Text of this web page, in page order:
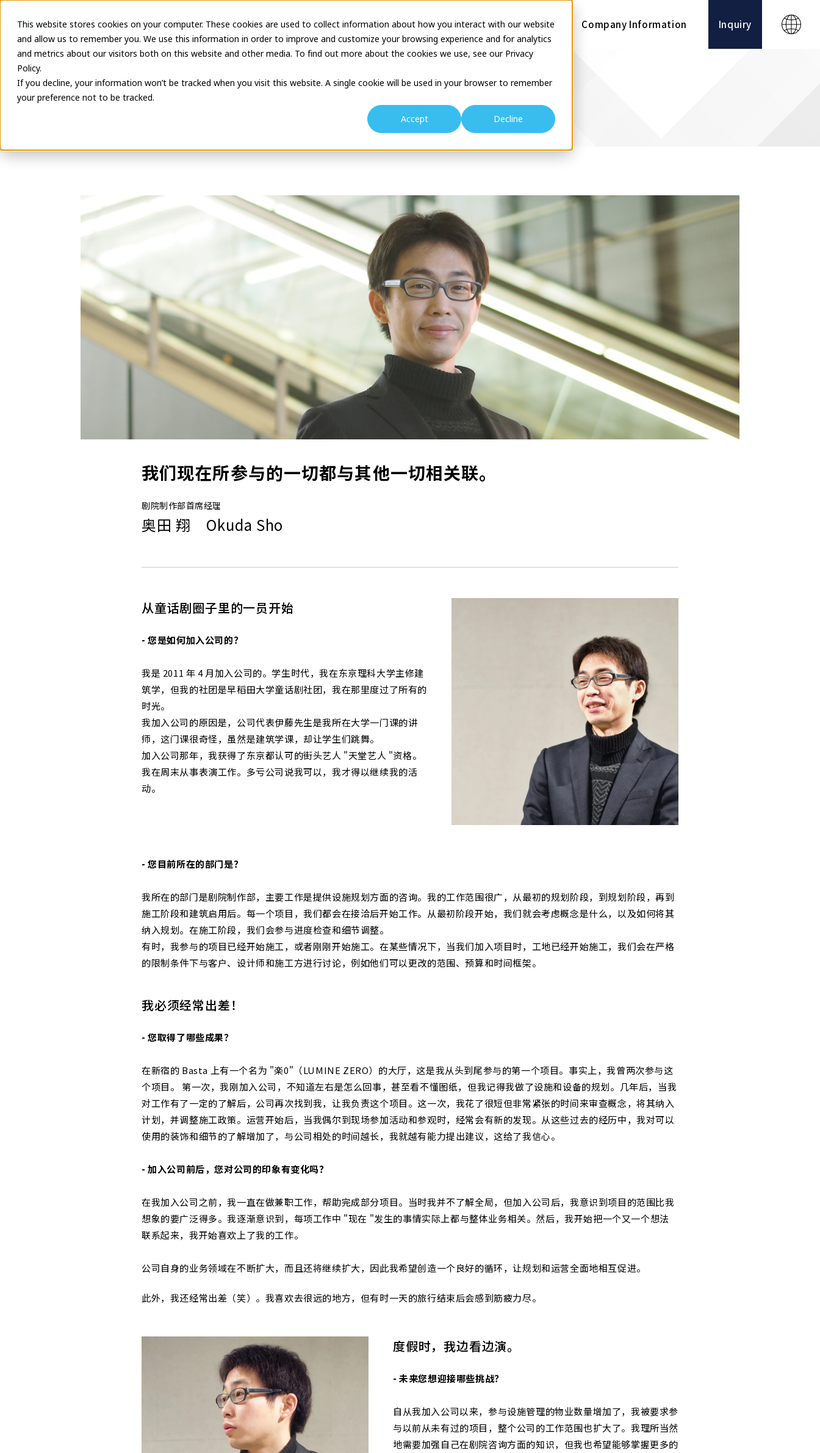
This website stores cookies on your computer. These cookies are used to collect information about how you interact with our website
and allow us to remember you. We use this information in order to improve and customize your browsing experience and for analytics
and metrics about our visitors both on this website and other media. To find out more about the cookies we use, see our Privacy
Policy.
If you decline, your information won’t be tracked when you visit this website. A single cookie will be used in your browser to remember
your preference not to be tracked.
Accept
Decline
Latest Information Business Description Theatre Seminar Projects Company Information Inquiry
职业生涯
我们现在所参与的一切都与其他一切相关联。
剧院制作部首席经理
奥田 翔 Okuda Sho
从童话剧圈子里的一员开始
- 您是如何加入公司的？
我是 2011 年 4 月加入公司的。学生时代，我在东京理科大学主修建
筑学，但我的社团是早稻田大学童话剧社团，我在那里度过了所有的
时光。
我加入公司的原因是，公司代表伊藤先生是我所在大学一门课的讲
师，这门课很奇怪，虽然是建筑学课，却让学生们跳舞。
加入公司那年，我获得了东京都认可的街头艺人 "天堂艺人 "资格。
我在周末从事表演工作。多亏公司说我可以，我才得以继续我的活
动。
- 您目前所在的部门是？
我所在的部门是剧院制作部， 主要工作是提供设施规划方面的咨询。我的工作范围很广，从最初的规划阶段，到规划阶段，再到
施工阶段和建筑启用后。每一个项目，我们都会在接洽后开始工作。从最初阶段开始，我们就会考虑概念是什么，以及如何将其
纳入规划。在施工阶段，我们会参与进度检查和细节调整。
有时，我参与的项目已经开始施工，或者刚刚开始施工。在某些情况下，当我们加入项目时，工地已经开始施工，我们会在严格
的限制条件下与客户、设计师和施工方进行讨论，例如他们可以更改的范围、预算和时间框架。
我必须经常出差！
- 您取得了哪些成果？
在新宿的 Basta 上有一个名为 "楽0"（LUMINE ZERO）的大厅，这是我从头到尾参与的第一个项目。事实上，我曾两次参与这
个项目。 第一次，我刚加入公司，不知道左右是怎么回事，甚至看不懂图纸，但我记得我做了设施和设备的规划。几年后，当我
对工作有了一定的了解后，公司再次找到我，让我负责这个项目。这一次，我花了很短但非常紧张的时间来审查概念，将其纳入
计划，并调整施工政策。运营开始后，当我偶尔到现场参加活动和参观时，经常会有新的发现。从这些过去的经历中，我对可以
使用的装饰和细节的了解增加了，与公司相处的时间越长，我就越有能力提出建议，这给了我信心。
- 加入公司前后，您对公司的印象有变化吗？
在我加入公司之前，我一直在做兼职工作，帮助完成部分项目。当时我并不了解全局，但加入公司后，我意识到项目的范围比我
想象的要广泛得多。我逐渐意识到，每项工作中 "现在 "发生的事情实际上都与整体业务相关。然后，我开始把一个又一个想法
联系起来，我开始喜欢上了我的工作。
公司自身的业务领域在不断扩大，而且还将继续扩大，因此我希望创造一个良好的循环，让规划和运营全面地相互促进。
此外，我还经常出差（笑）。我喜欢去很远的地方，但有时一天的旅行结束后会感到筋疲力尽。
度假时，我边看边演。
- 未来您想迎接哪些挑战？
自从我加入公司以来，参与设施管理的物业数量增加了，我被要求参
与以前从未有过的项目，整个公司的工作范围也扩大了。我理所当然
地需要加强自己在剧院咨询方面的知识，但我也希望能够掌握更多的